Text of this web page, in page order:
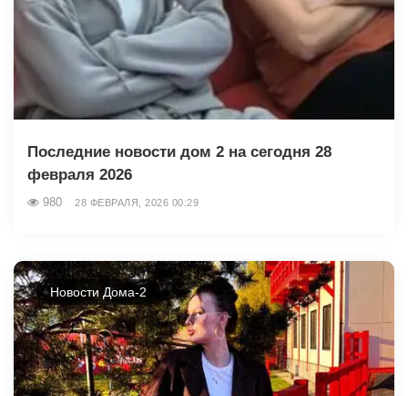
Последние новости дом 2 на сегодня 28
февраля 2026
980 28 ФЕВРАЛЯ, 2026 00:29
Новости Дома-2